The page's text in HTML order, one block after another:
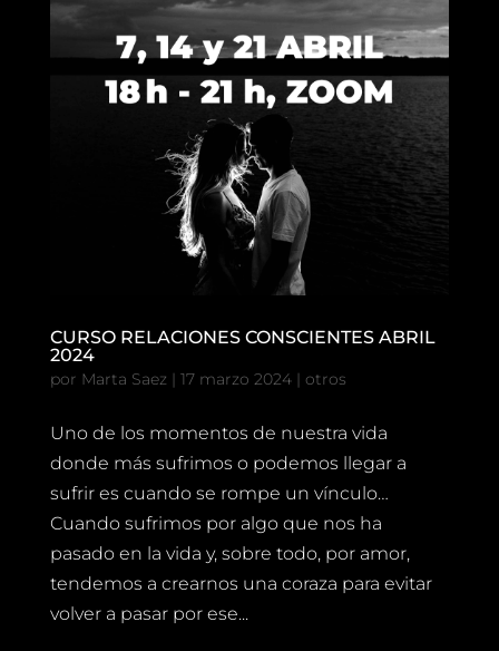
CURSO RELACIONES CONSCIENTES ABRIL
2024
por Marta Saez| 17 marzo 2024| otros
Uno de los momentos de nuestra vida
donde más sufrimos o podemos llegar a
sufrir es cuando se rompe un vínculo…
Cuando sufrimos por algo que nos ha
pasado en la vida y, sobre todo, por amor,
tendemos a crearnos una coraza para evitar
volver a pasar por ese...